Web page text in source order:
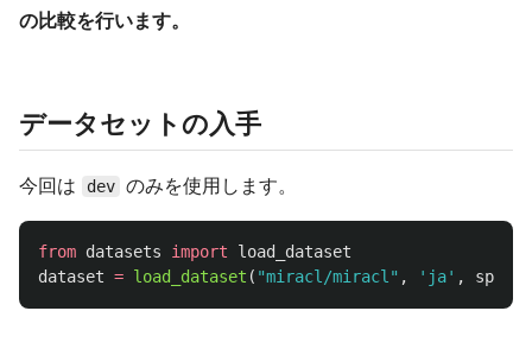
の比較を行います。
データセットの入手
今回は dev のみを使用します。
from datasets import
load_dataset
dataset = load_dataset ( "miracl/miracl " , ' ja' , split